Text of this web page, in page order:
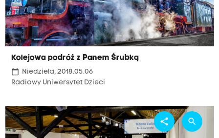
Kolejowa podróż z Panem Śrubką
calendar_today Niedziela, 2018.05.06
Radiowy Uniwersytet Dzieci
share search